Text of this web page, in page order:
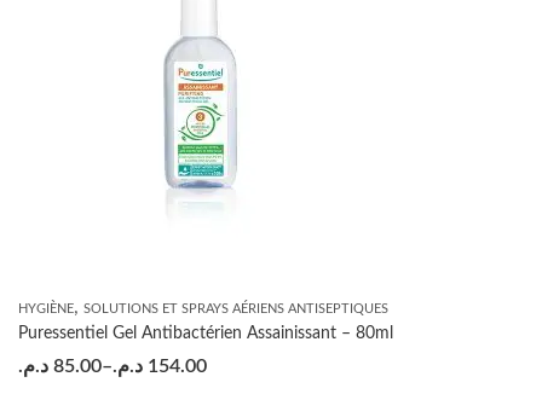
HYGIÈNE, SOLUTIONS ET SPRAYS AÉRIENS ANTISEPTIQUES
Puressentiel Gel Antibactérien Assainissant – 80ml
85.00 د.م. – 154.00 د.م.